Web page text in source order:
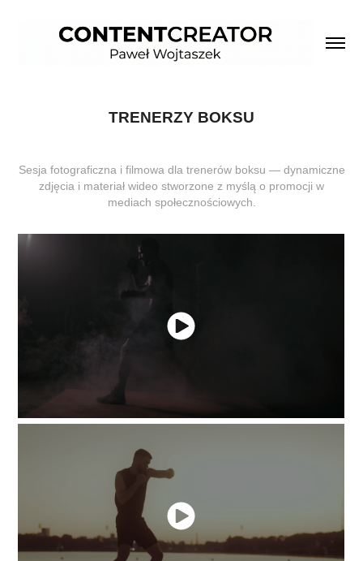
TRENERZY BOKSU
Sesja fotograficzna i filmowa dla trenerów boksu — dynamiczne
zdjęcia i materiał wideo stworzone z myślą o promocji w
mediach społecznościowych.